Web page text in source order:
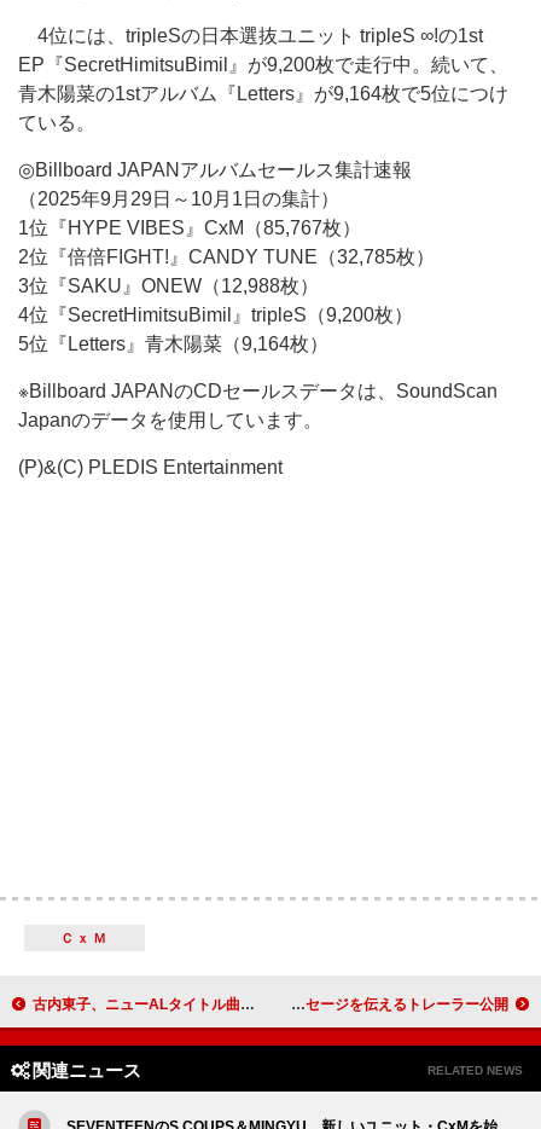
4位には、tripleSの日本選抜ユニット tripleS ∞!の1st
EP『SecretHimitsuBimil』が9,200枚で走行中。続いて、
青木陽菜の1stアルバム『Letters』が9,164枚で5位につけ
ている。
◎Billboard JAPANアルバムセールス集計速報
（2025年9月29日～10月1日の集計）
1位『HYPE VIBES』CxM（85,767枚）
2位『倍倍FIGHT!』CANDY TUNE（32,785枚）
3位『SAKU』ONEW（12,988枚）
4位『SecretHimitsuBimil』tripleS（9,200枚）
5位『Letters』青木陽菜（9,164枚）
※Billboard JAPANのCDセールスデータは、SoundScan
Japanのデータを使用しています。
(P)&(C) PLEDIS Entertainment
ＣｘＭ
古内東子、ニューALタイトル曲「Long Story Short」MV公開 TWS、好きなものに夢中になる姿で『play hard』のメッセージを伝えるトレーラー公開
関連ニュース RELATED NEWS